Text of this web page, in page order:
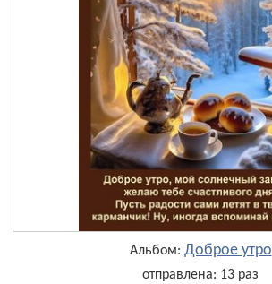
Альбом: Доброе утро
отправлена: 13 раз